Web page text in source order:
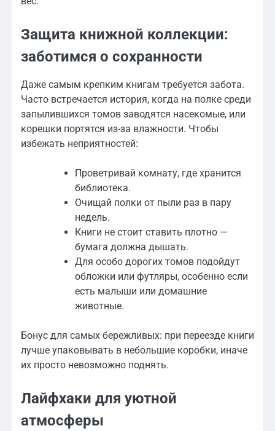
Защита книжной коллекции:
заботимся о сохранности
Даже самым крепким книгам требуется забота.
Часто встречается история, когда на полке среди
запылившихся томов заводятся насекомые, или
корешки портятся из-за влажности. Чтобы
избежать неприятностей:
Проветривай комнату, где хранится
библиотека.
Очищай полки от пыли раз в пару
недель.
Книги не стоит ставить плотно —
бумага должна дышать.
Для особо дорогих томов подойдут
обложки или футляры, особенно если
есть малыши или домашние
животные.
Бонус для самых бережливых: при переезде книги
лучше упаковывать в небольшие коробки, иначе
их просто невозможно поднять.
Лайфхаки для уютной
атмосферы